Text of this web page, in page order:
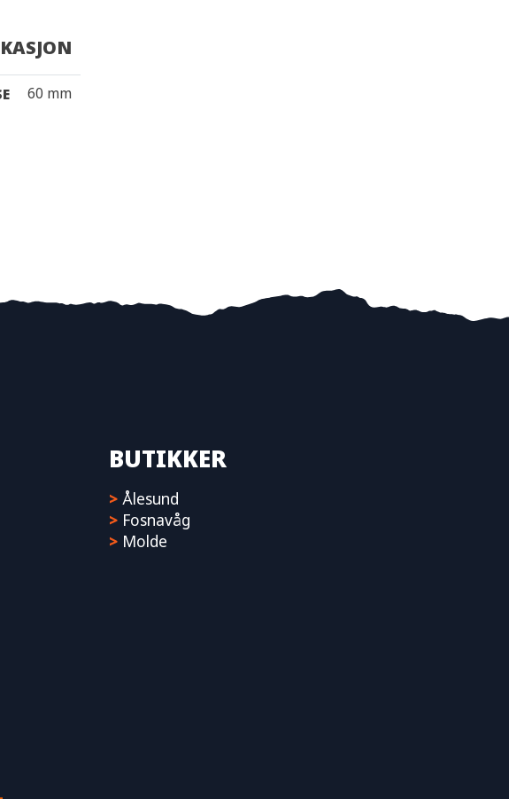
60 mm
BUTIKKER
> Ålesund
> Fosnavåg
> Molde